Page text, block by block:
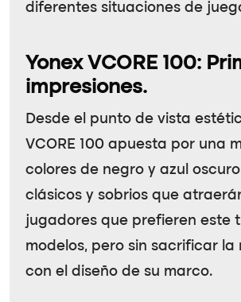
diferentes situaciones de
Yonex VCORE 100:
impresiones.
Desde el punto de vista
VCORE 100 apuesta por una
colores de negro y azul
clásicos y sobrios que
jugadores que prefieren este
modelos, pero sin sacrificar la
con el diseño de su marco.